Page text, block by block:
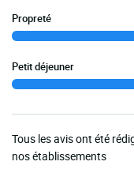
Propreté
Petit déjeuner
Tous les avis ont été
nos établissements